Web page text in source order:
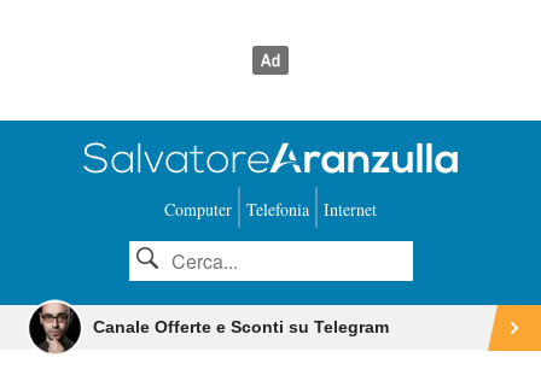
Computer Telefonia Internet
Canale Offerte e Sconti su Telegram